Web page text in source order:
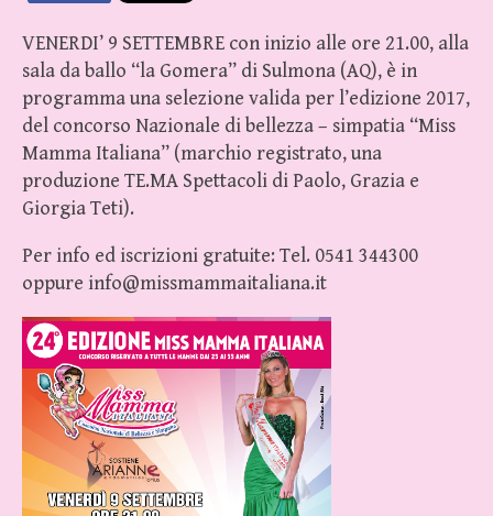
VENERDI’ 9 SETTEMBRE con inizio alle ore 21.00, alla
sala da ballo “la Gomera” di Sulmona (AQ), è in
programma una selezione valida per l’edizione 2017,
del concorso Nazionale di bellezza – simpatia “Miss
Mamma Italiana” (marchio registrato, una
produzione TE.MA Spettacoli di Paolo, Grazia e
Giorgia Teti).
Per info ed iscrizioni gratuite: Tel. 0541 344300
oppure info@missmammaitaliana.it